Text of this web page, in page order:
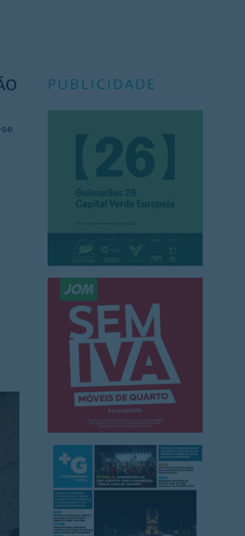
PUBLICIDADE